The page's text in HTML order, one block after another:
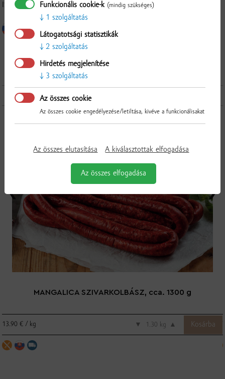
ISTERMEAT a.s., Povodská cesta 14, 929 01, Dunajská Streda
További termékek a kategóriából
MANGALICA SZIVARKOLBÁSZ, cca. 1300 g
13.90 € / kg ▼ kg ▲
Funkcionális cookie-k (mindig szükséges)
1 szolgáltatás
Látogatotsági statisztikák
2 szolgáltatás
Hirdetés megjelenítése
3 szolgáltatás
Az összes cookie
Az összes cookie engedélyezése/letiltása, kivéve a funkcionálisakat
Az összes elutasítása A kiválasztottak elfogadása
Az összes elfogadása